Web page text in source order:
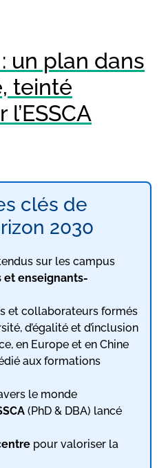
un plan dans
teinté
clés de
2030
sur les campus
et enseignants-
et collaborateurs formés
d’égalité et d’inclusion
en Europe et en Chine
aux formations
le monde
(PhD & DBA) lancé
pour valoriser la